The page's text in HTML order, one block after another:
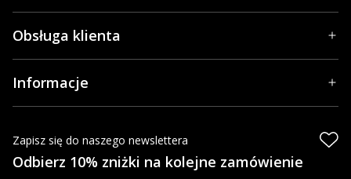
Obsługa klienta
Informacje
Zapisz się do naszego newslettera
Odbierz 10% zniżki na kolejne zamówienie